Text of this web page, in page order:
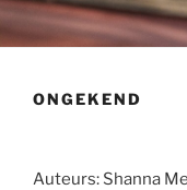
ONGEKEND
Auteurs: Shanna